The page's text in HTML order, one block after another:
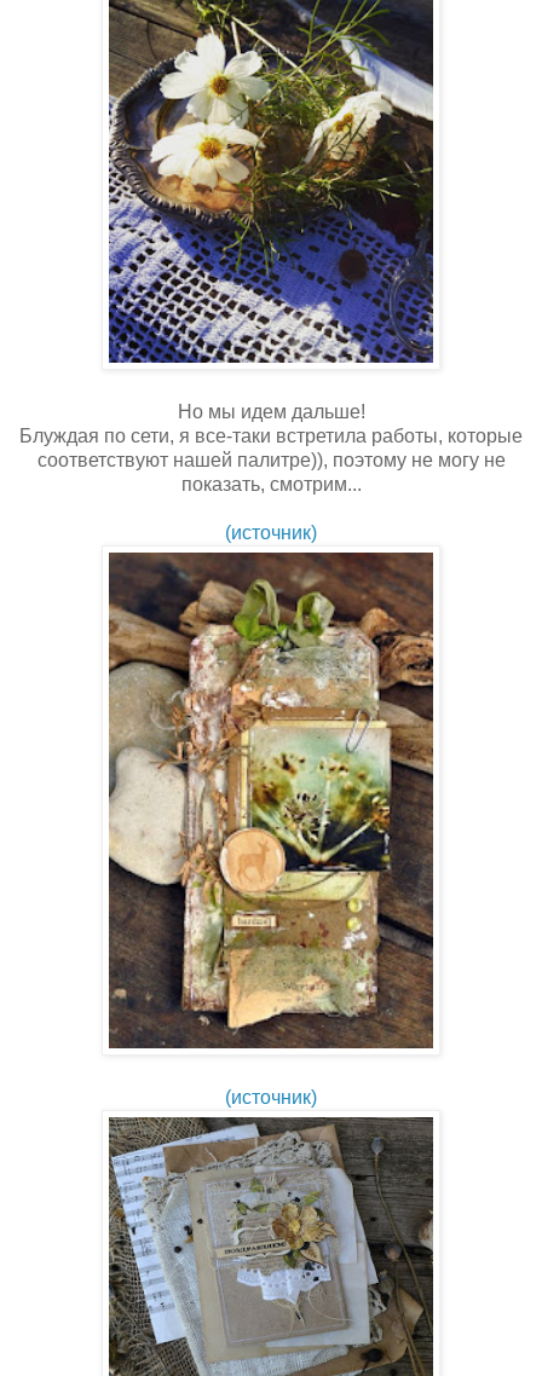
Но мы идем дальше!
Блуждая по сети, я все-таки встретила работы, которые
соответствуют нашей палитре)), поэтому не могу не
показать, смотрим...
(источник)
(источник)